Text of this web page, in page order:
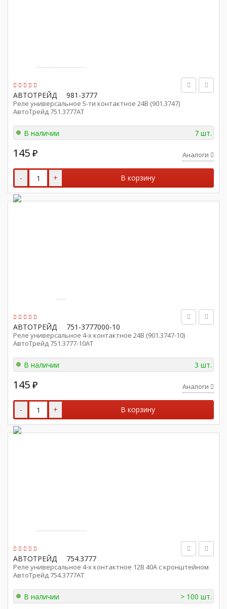
АВТОТРЕЙД 981-3777
Реле универсальное 5-ти контактное 24В (901.3747)
АвтоТрейд 751.3777АТ
В наличии 7 шт.
145 ₽ Аналоги
- + В корзину
АВТОТРЕЙД 751-3777000-10
Реле универсальное 4-х контактное 24В (901.3747-10)
АвтоТрейд 751.3777-10АТ
В наличии 3 шт.
145 ₽ Аналоги
- + В корзину
АВТОТРЕЙД 754.3777
Реле универсальное 4-х контактное 12В 40А с кронштейном
АвтоТрейд 754.3777АТ
В наличии > 100 шт.